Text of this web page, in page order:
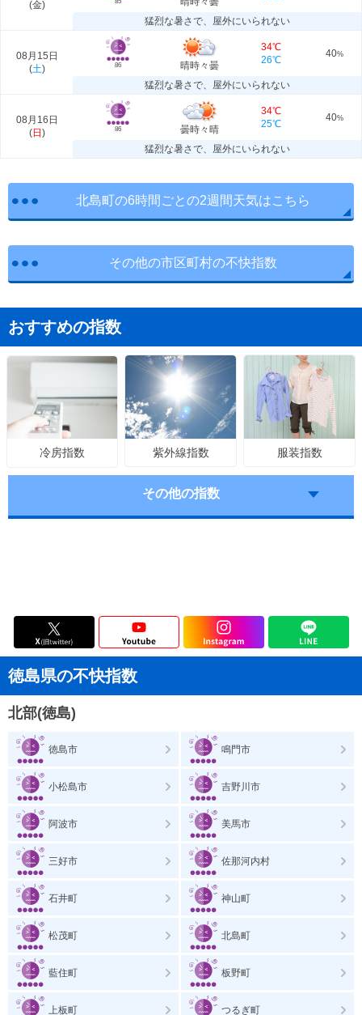
(金)
猛烈な暑さで、屋外にいられない
08月15日
(土) 86 晴時々曇
34℃
26℃
40%
猛烈な暑さで、屋外にいられない
08月16日
(日 ) 86 曇時々晴
34℃
25℃
40%
猛烈な暑さで、屋外にいられない
北島町の6時間ごとの2週間天気はこちら
その他の市区町村の不快指数
おすすめの指数
冷房指数 紫外線指数 服装指数
その他の指数
徳島県の不快指数
北部(徳島)
徳島市 鳴門市
小松島市 吉野川市
阿波市 美馬市
三好市 佐那河内村
石井町 神山町
松茂町 北島町
藍住町 板野町
上板町 つるぎ町